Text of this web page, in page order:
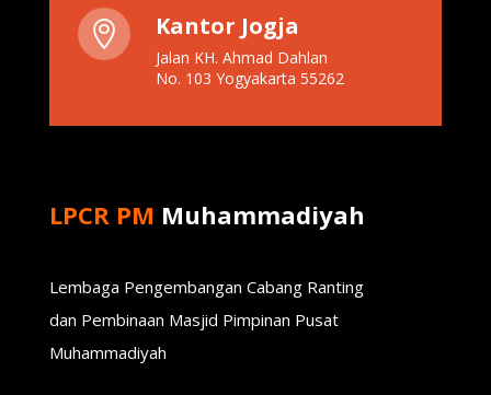
 Kantor Jogja
Jalan KH. Ahmad Dahlan
No. 103 Yogyakarta 55262
LPCR PM Muhammadiyah
Lembaga Pengembangan Cabang Ranting
dan Pembinaan Masjid Pimpinan Pusat
Muhammadiyah